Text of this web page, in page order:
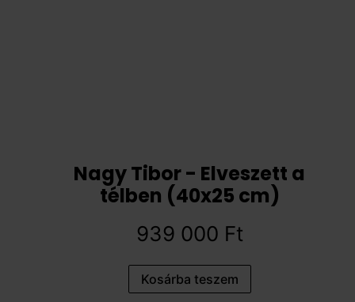
Nagy Tibor - Elveszett a
télben (40x25 cm)
939 000 Ft
Kosárba teszem